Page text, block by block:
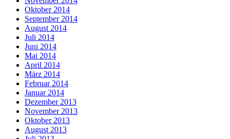
Oktober 2014
September 2014
August 2014
Juli 2014
Juni 2014
Mai 2014
April 2014
März 2014
Februar 2014
Januar 2014
Dezember 2013
November 2013
Oktober 2013
August 2013